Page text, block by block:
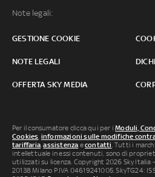
Note legali:
GESTIONE COOKIE
NOTE LEGALI
OFFERTA SKY MEDIA
Per il consumatore clicca qui per iModuli,
Cookies, informazioni sulle modifiche
tariffaria,assistenza econtatti. Tutti i
intellettuale in essi contenuti, sono di
utilizzati su licenza. Copyright 2026 Sky Italia
20138 Milano P.IVA 04619241005. SkyTG24: